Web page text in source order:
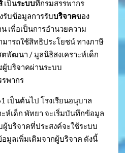
เป็นระบบที่กรมสรรพากร
รับข้อมูลการรับบริจาคของ
เพื่อเป็นการอำนวยความ
มารถใช้สิทธิประโยชน์ ทางภาษี
พัฒนา / มูลนิธิสงเคราะห์เด็ก
บริจาคผ่านระบบ
พากร
เป็นต้นไป โรงเรียนอนุบาล
ห์เด็ก พัทยา จะเริ่มบันทึกข้อมูล
ผู้บริจาคที่ประสงค์จะใช้ระบบ
มูลเพิ่มเติมจากผู้บริจาค ดังนี้